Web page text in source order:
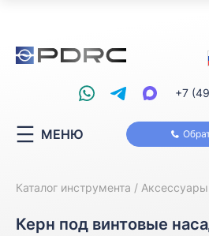
+7
МЕНЮ
Каталог инструмента Аксессуары
Керн под винтовые